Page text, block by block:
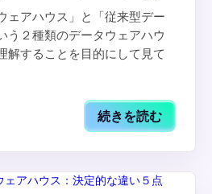
ェアハウス」と「従来型デー
う２種類のデータウェアハウ
解することを目的にして見て
続きを読む